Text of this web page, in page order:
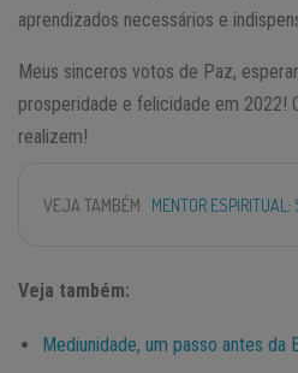
aprendizados necessários e
Meus sinceros votos de Paz,
prosperidade e felicidade em 2022!
realizem!
VEJA TAMBÉM MENTOR ESPIRITUAL:
Veja também:
Mediunidade, um passo antes da